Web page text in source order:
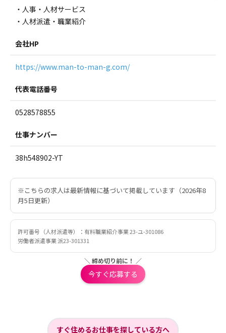
・人事・人材サービス
・人材派遣・職業紹介
会社HP
https://www.man-to-man-g.com/
代表電話番号
0528578855
仕事ナンバー
38h548902-YT
※こちらの求人は最新情報に基づいて掲載しています（2026年8
月5日更新）
許可番号（人材派遣等）：有料職業紹介事業 23-ユ-301086
労働者派遣事業 派23-301331
＼ 締め切り前に！ ／
今すぐ応募する
すぐ住めるお仕事を探している方へ